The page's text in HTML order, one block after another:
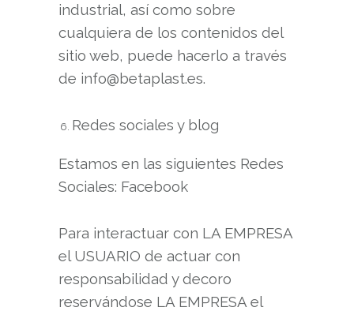
industrial, así como sobre
cualquiera de los contenidos del
sitio web, puede hacerlo a través
de info@betaplast.es.
Redes sociales y blog
Estamos en las siguientes Redes
Sociales: Facebook
Para interactuar con LA EMPRESA
el USUARIO de actuar con
responsabilidad y decoro
reservándose LA EMPRESA el